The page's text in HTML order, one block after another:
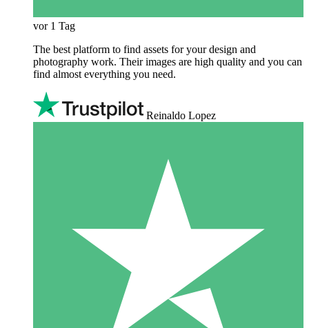
vor 1 Tag
The best platform to find assets for your design and
photography work. Their images are high quality and you can
find almost everything you need.
Reinaldo Lopez